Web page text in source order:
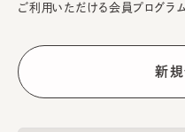
ご利用いただける会員プログラ